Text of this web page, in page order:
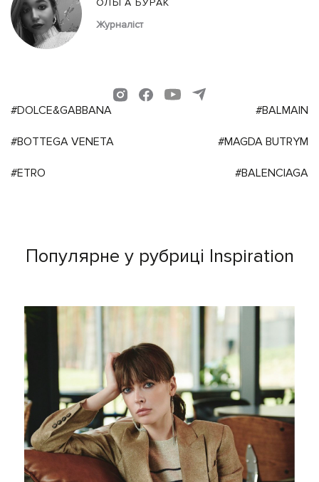
ОЛЬГА БУРАК
Журналіст
#DOLCE&GABBANA #BALMAIN
#BOTTEGA VENETA #MAGDA BUTRYM
#ETRO #BALENCIAGA
Популярне у рубриці Inspiration